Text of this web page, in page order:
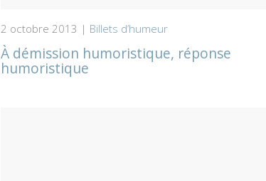
2 octobre 2013 | Billets d’humeur
À démission humoristique, réponse
humoristique